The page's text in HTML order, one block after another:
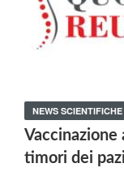
NEWS SCIENTIFICHE
timori dei